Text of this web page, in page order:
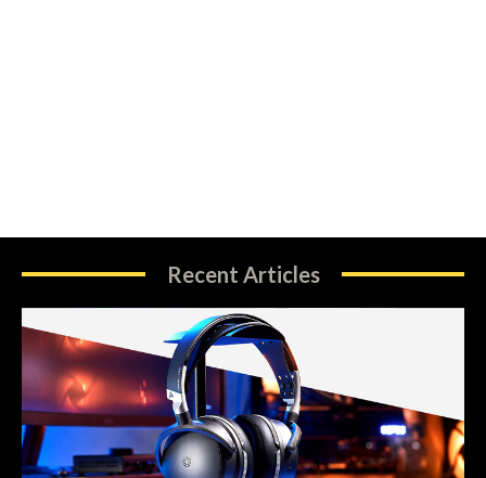
Recent Articles